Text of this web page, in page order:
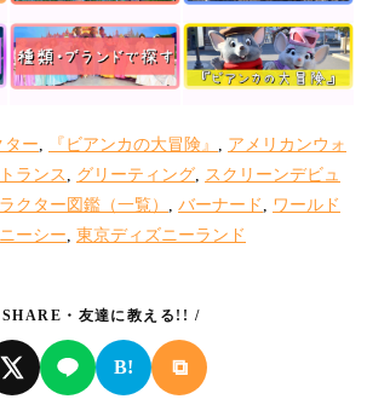
ター 『ビアンカの大冒険』
アメリカンウォ
ランス グリーティング
スクリーンデビュ
クター図鑑（一覧） バーナード
ワールド
ーシー 東京ディズニーランド
・友達に教える!! /
B! ⧉